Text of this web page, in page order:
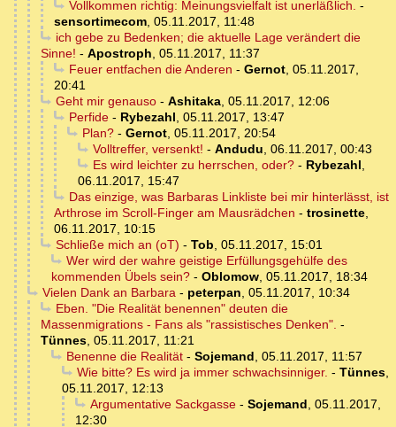
Vollkommen richtig: Meinungsvielfalt ist unerläßlich. -
sensortimecom, 05.11.2017, 11:48
ich gebe zu Bedenken; die aktuelle Lage verändert die
Sinne! - Apostroph, 05.11.2017, 11:37
Feuer entfachen die Anderen - Gernot, 05.11.2017,
20:41
Geht mir genauso- Ashitaka, 05.11.2017, 12:06
Perfide- Rybezahl, 05.11.2017, 13:47
Plan?- Gernot, 05.11.2017, 20:54
Volltreffer, versenkt! - Andudu, 06.11.2017, 00:43
Es wird leichter zu herrschen, oder?- Rybezahl,
06.11.2017, 15:47
Das einzige, was Barbaras Linkliste bei mir hinterlässt, ist
Arthrose im Scroll-Finger am Mausrädchen - trosinette,
06.11.2017, 10:15
Schließe mich an (oT) - Tob, 05.11.2017, 15:01
Wer wird der wahre geistige Erfüllungsgehülfe des
kommenden Übels sein? - Oblomow, 05.11.2017, 18:34
Vielen Dank an Barbara- peterpan, 05.11.2017, 10:34
Eben. "Die Realität benennen" deuten die
Massenmigrations - Fans als "rassistisches Denken". -
Tünnes, 05.11.2017, 11:21
Benenne die Realität- Sojemand, 05.11.2017, 11:57
Wie bitte? Es wird ja immer schwachsinniger. - Tünnes,
05.11.2017, 12:13
Argumentative Sackgasse- Sojemand, 05.11.2017,
12:30